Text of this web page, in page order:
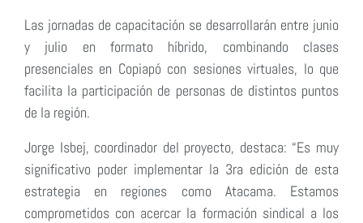
Las jornadas de capacitación se desarrollarán entre junio
y julio en formato híbrido, combinando clases
presenciales en Copiapó con sesiones virtuales, lo que
facilita la participación de personas de distintos puntos
de la región.
Jorge Isbej, coordinador del proyecto, destaca: “Es muy
significativo poder implementar la 3ra edición de esta
estrategia en regiones como Atacama. Estamos
comprometidos con acercar la formación sindical a los